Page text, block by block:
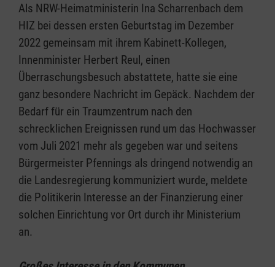
Als NRW-Heimatministerin Ina Scharrenbach dem
HIZ bei dessen ersten Geburtstag im Dezember
2022 gemeinsam mit ihrem Kabinett-Kollegen,
Innenminister Herbert Reul, einen
Überraschungsbesuch abstattete, hatte sie eine
ganz besondere Nachricht im Gepäck. Nachdem der
Bedarf für ein Traumzentrum nach den
schrecklichen Ereignissen rund um das Hochwasser
vom Juli 2021 mehr als gegeben war und seitens
Bürgermeister Pfennings als dringend notwendig an
die Landesregierung kommuniziert wurde, meldete
die Politikerin Interesse an der Finanzierung einer
solchen Einrichtung vor Ort durch ihr Ministerium
an.